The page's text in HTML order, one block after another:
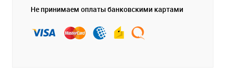
Не принимаем оплаты банковскими картами